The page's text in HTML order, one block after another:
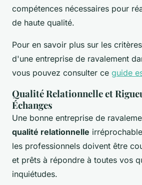
compétences nécessaires pour
de haute qualité.
Pour en savoir plus sur les
d'une entreprise de ravalement
vous pouvez consulter ce guide
Qualité Relationnelle et
Échanges
Une bonne entreprise de
qualité relationnelle
les professionnels doivent être
et prêts à répondre à toutes vos
inquiétudes.